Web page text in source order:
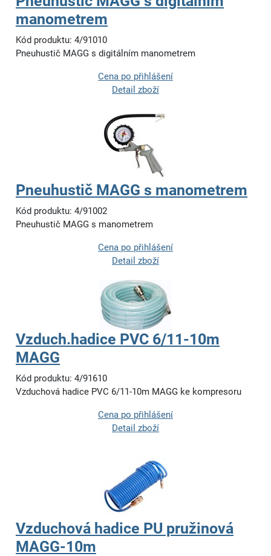
manometrem
Kód produktu: 4/91010
Pneuhustič MAGG s digitálním manometrem
Cena po přihlášení
Detail zboží
Pneuhustič MAGG s manometrem
Kód produktu: 4/91002
Pneuhustič MAGG s manometrem
Cena po přihlášení
Detail zboží
Vzduch.hadice PVC 6/11-10m
MAGG
Kód produktu: 4/91610
Vzduchová hadice PVC 6/11-10m MAGG ke kompresoru
Cena po přihlášení
Detail zboží
Vzduchová hadice PU pružinová
MAGG-10m